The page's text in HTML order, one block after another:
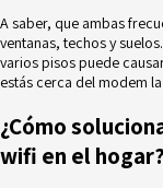
A saber, que ambas
ventanas, techos y
varios pisos puede
estás cerca del modem
¿Cómo
wifi en el hogar?